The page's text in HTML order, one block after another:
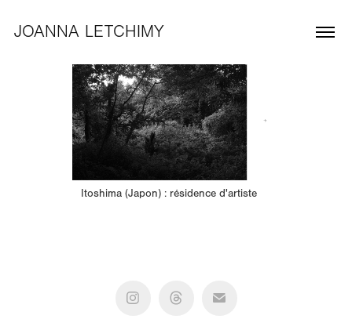
JOANNA LETCHIMY
Itoshima (Japon) : résidence d'artiste